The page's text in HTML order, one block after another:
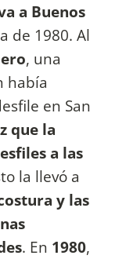
a Buenos
de 1980. Al
, una
había
en San
que la
a las
la llevó a
y las
. En 1980,